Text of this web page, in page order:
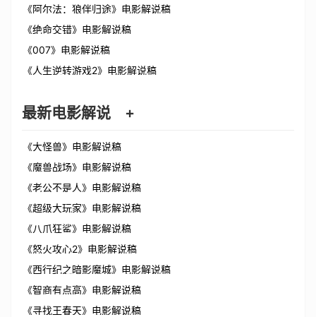
《阿尔法：狼伴归途》电影解说稿
《绝命交错》电影解说稿
《007》电影解说稿
《人生逆转游戏2》电影解说稿
最新电影解说 +
《大怪兽》电影解说稿
《魔兽战场》电影解说稿
《老公不是人》电影解说稿
《超级大玩家》电影解说稿
《八爪狂鲨》电影解说稿
《怒火攻心2》电影解说稿
《西行纪之暗影魔城》电影解说稿
《智商有点高》电影解说稿
《寻找王春天》电影解说稿